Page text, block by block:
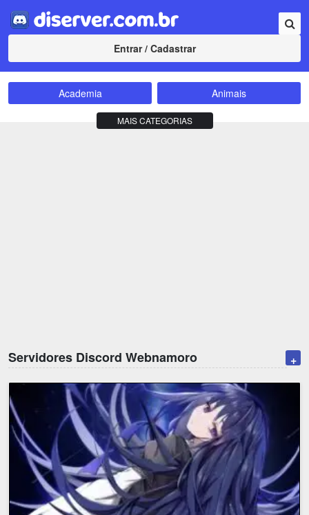
Entrar / Cadastrar
Academia
Animais
Evangélico
Filmes e Séries
Frases e Mensagens
Futebol
Ganhar Dinheiro
Games e Jogos
LGBT
Moda e Beleza
Memes
Músicas
Webnamoro
Notícias
MAIS CATEGORIAS
Servidores Discord Webnamoro +